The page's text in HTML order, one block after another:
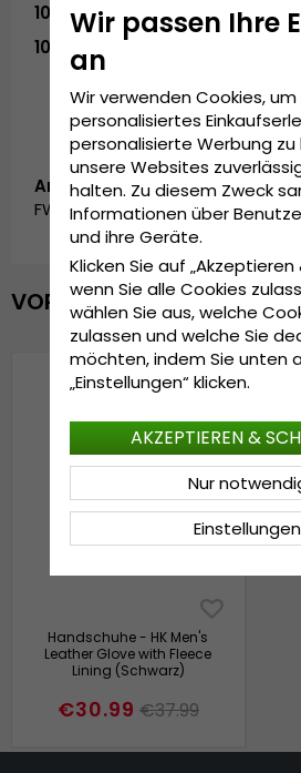
10
- 25 cm
10,5
- 26,2 cm
Artikelnummer:
FW_70807411.BLACK-3
VOR KURZEM ANGESEHEN
Handschuhe - HK Men's
Leather Glove with Fleece
Lining (Schwarz)
€30.99 €37.99
Wir passen Ihre
an
Wir verwenden Cookies, um
personalisiertes
personalisierte Werbung
unsere Websites
halten. Zu diesem Zweck
Informationen über
und ihre Geräte.
Klicken Sie auf „Akzeptieren
wenn Sie alle Cookies
wählen Sie aus, welche
zulassen und welche Sie
möchten, indem Sie unten
„Einstellungen“ klicken.
Einstellungen
Nur
AKZEPTIEREN &